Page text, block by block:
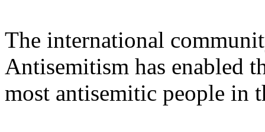
The international
Antisemitism has enabled
most antisemitic people in